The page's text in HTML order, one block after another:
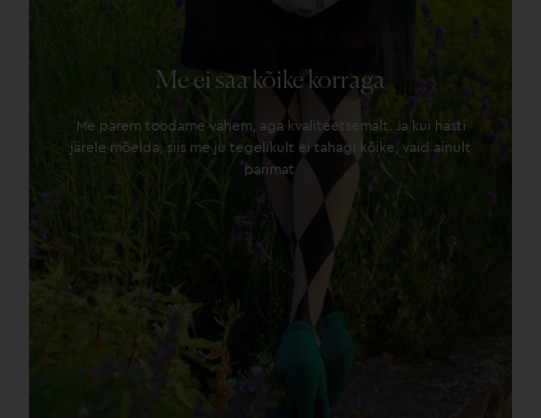
Me ei saa kõike korraga
Me parem toodame vähem, aga kvaliteetsemalt. Ja kui hästi
järele mõelda, siis me ju tegelikult ei tahagi kõike, vaid ainult
parimat.